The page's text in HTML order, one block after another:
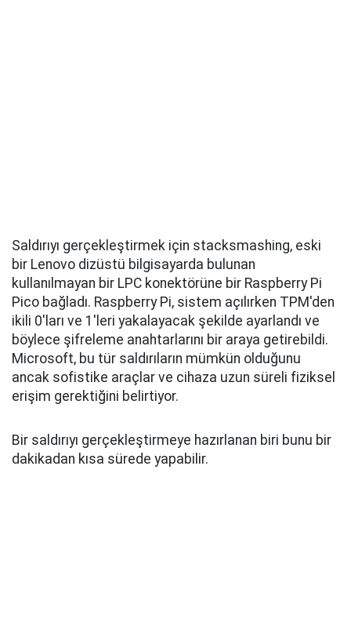
Saldırıyı gerçekleştirmek için stacksmashing, eski
bir Lenovo dizüstü bilgisayarda bulunan
kullanılmayan bir LPC konektörüne bir Raspberry Pi
Pico bağladı. Raspberry Pi, sistem açılırken TPM'den
ikili 0'ları ve 1'leri yakalayacak şekilde ayarlandı ve
böylece şifreleme anahtarlarını bir araya getirebildi.
Microsoft, bu tür saldırıların mümkün olduğunu
ancak sofistike araçlar ve cihaza uzun süreli fiziksel
erişim gerektiğini belirtiyor.
Bir saldırıyı gerçekleştirmeye hazırlanan biri bunu bir
dakikadan kısa sürede yapabilir.